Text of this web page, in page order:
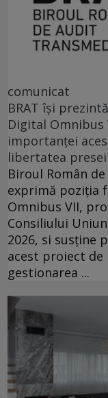
comunicat
BRAT își
Digital Omnibus
importanței
libertatea presei
Biroul Român
exprimă poziția
Omnibus VII,
Consiliului
2026, si susține
acest proiect
gestionarea ...